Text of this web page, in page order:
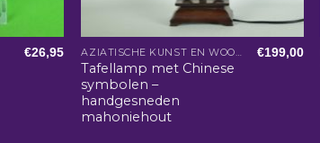
€26,95
Tafellamp met Chinese
symbolen –
handgesneden
mahoniehout
€199,00